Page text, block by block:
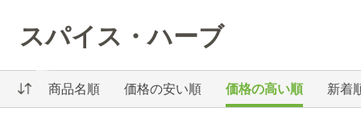
スパイス・ハーブ
商品名順 価格の安い順 価格の高い順 新着